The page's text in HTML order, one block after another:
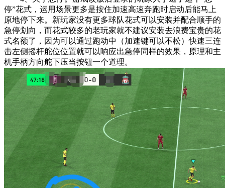
停”花式，运用场景更多是按住加速高速奔跑时启动后能马上
原地停下来。新玩家没有更多球队花式可以安装并配合顺手的
急停划向，而花式较多的老玩家就不建议安装去浪费宝贵的花
式名额了，因为可以通过跑动中（加速键可以不松）快速三连
击左侧摇杆舵位位置就可以响应出急停同样的效果，原理和主
机手柄方向舵下压当按钮一个道理。